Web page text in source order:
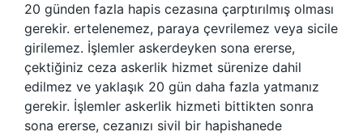
20 günden fazla hapis cezasına çarptırılmış olması
gerekir. ertelenemez, paraya çevrilemez veya sicile
girilemez. İşlemler askerdeyken sona ererse,
çektiğiniz ceza askerlik hizmet sürenize dahil
edilmez ve yaklaşık 20 gün daha fazla yatmanız
gerekir. İşlemler askerlik hizmeti bittikten sonra
sona ererse, cezanızı sivil bir hapishanede